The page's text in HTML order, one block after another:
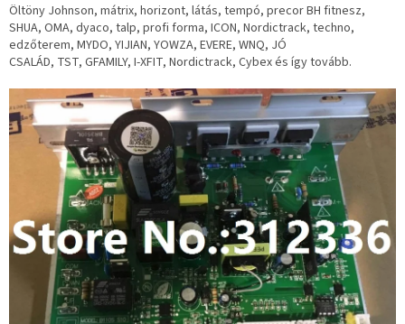
Öltöny Johnson, mátrix, horizont, látás, tempó, precor BH fitnesz,
SHUA, OMA, dyaco, talp, profi forma, ICON, Nordictrack, techno,
edzőterem, MYDO, YIJIAN, YOWZA, EVERE, WNQ, JÓ
CSALÁD, TST, GFAMILY, I-XFIT, Nordictrack, Cybex és így tovább.